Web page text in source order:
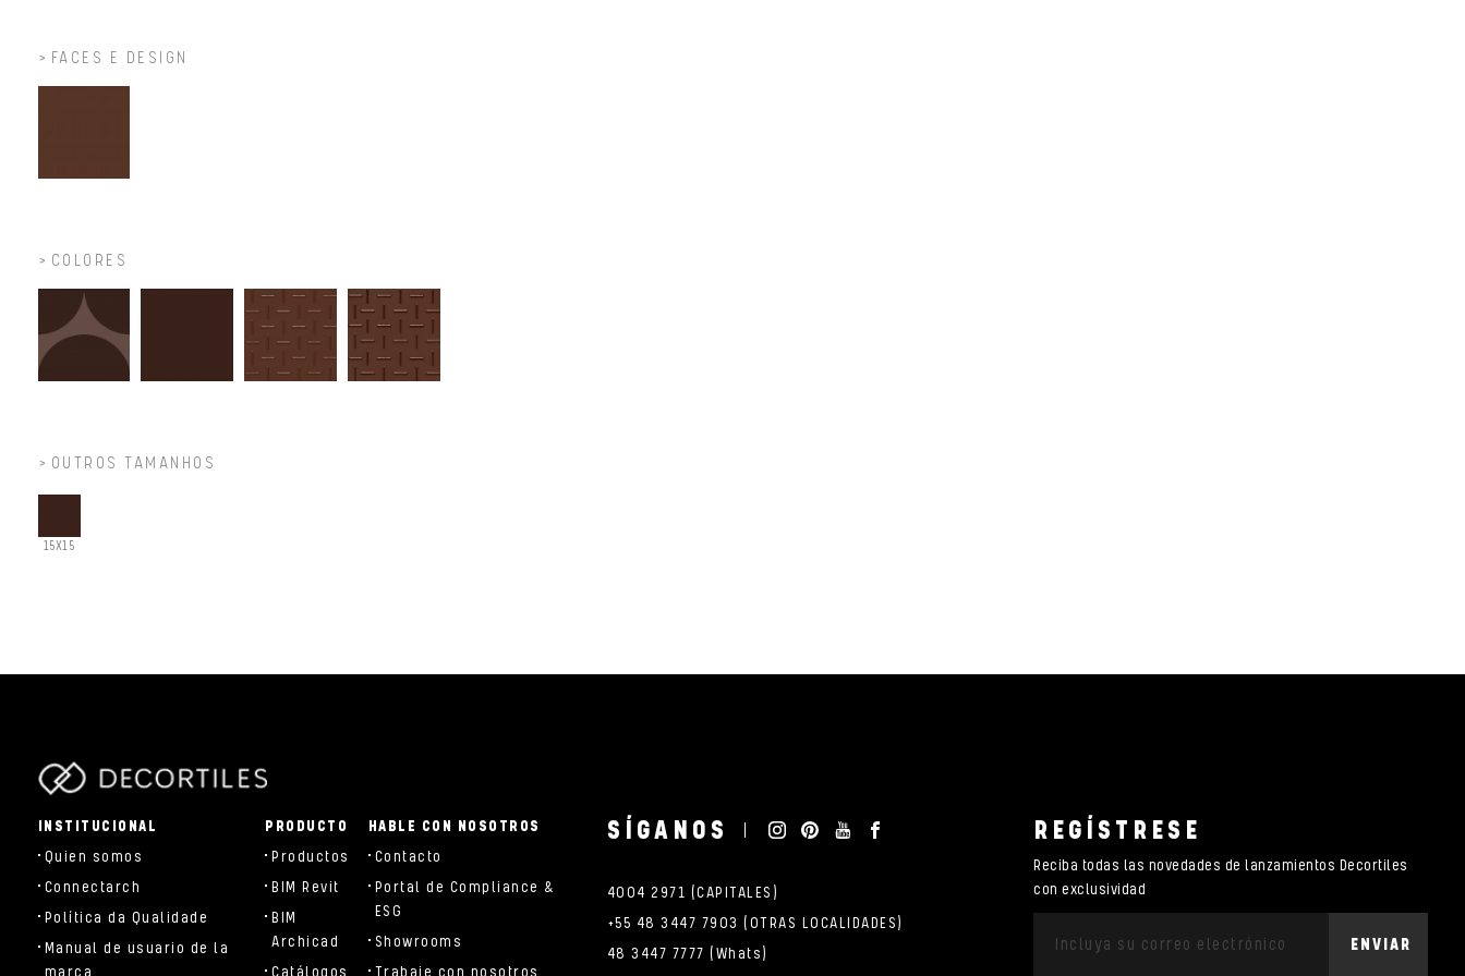
FACES E DESIGN
COLORES
OUTROS TAMANHOS
15X15
INSTITUCIONAL
Quien somos
Connectarch
Política da Qualidade
Manual de usuario de la
PRODUCTO
Productos
BIM Revit
BIM
Archicad
HABLE CON NOSOTROS
Contacto
Portal de Compliance &
ESG
Showrooms
SÍGANOS
4004 2971 (CAPITALES)
+55 48 3447 7903 (OTRAS LOCALIDADES)
48 3447 7777 (Whats)
REGÍSTRESE
Reciba todas las novedades de lanzamientos Decortiles
con exclusividad
ENVIAR